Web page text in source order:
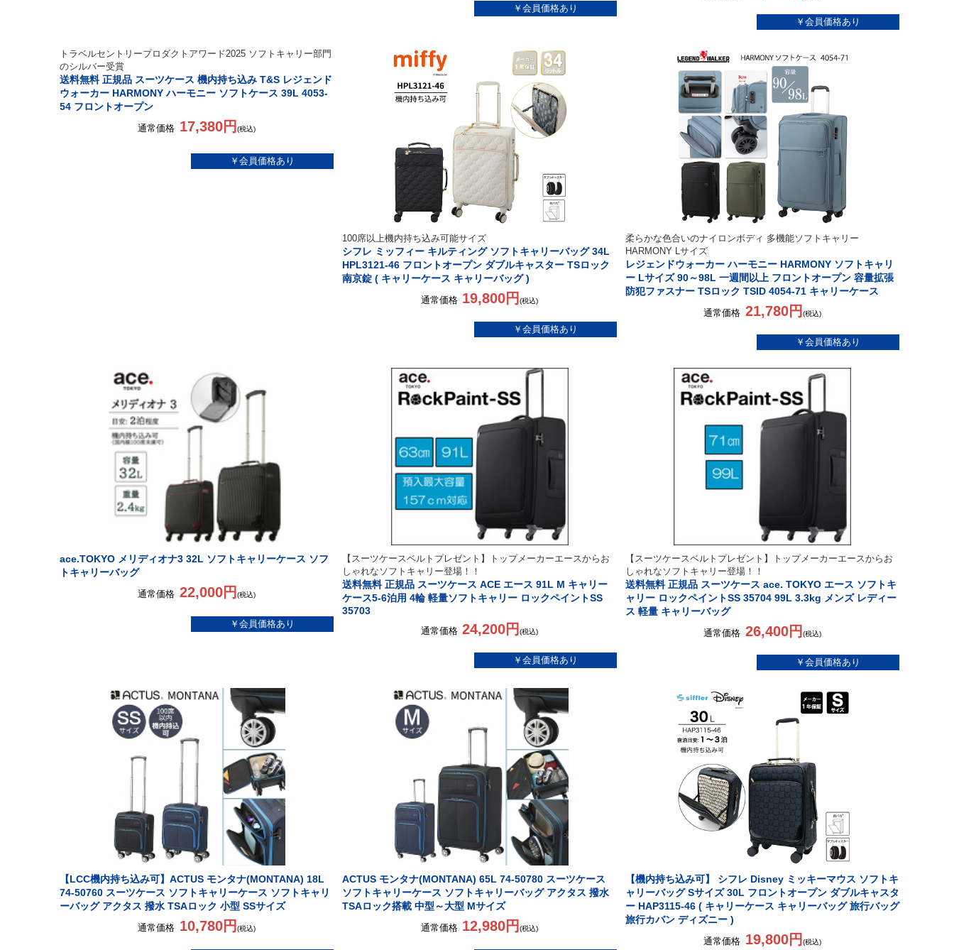
トラベルセントリープロダクトアワード2025 ソフトキャリー部門
のシルバー受賞
送料無料 正規品 スーツケース 機内持ち込み T&S レジェンド
ウォーカー HARMONY ハーモニー ソフトケース 39L 4053-
54 フロントオープン
通常価格 17,380円 (税込)
100席以上機内持ち込み可能サイズ
シフレ ミッフィー キルティング ソフトキャリーバッグ 34L
HPL3121-46 フロントオープン ダブルキャスター TSロック
南京錠 ( キャリーケース キャリーバッグ )
通常価格 19,800円(税込)
柔らかな色合いのナイロンボディ 多機能ソフトキャリー
HARMONY Lサイズ
レジェンドウォーカー ハーモニー HARMONY ソフトキャリ
ー Lサイズ 90～98L 一週間以上 フロントオープン 容量拡張
防犯ファスナー TSロック TSID 4054-71 キャリーケース
通常価格 21,780円 (税込)
ace.TOKYO メリディオナ3 32L ソフトキャリーケース ソフ
トキャリーバッグ
通常価格 22,000円 (税込)
【スーツケースベルトプレゼント】トップメーカーエースからお
しゃれなソフトキャリー登場！！
送料無料 正規品 スーツケース ACE エース 91L M キャリー
ケース5-6泊用 4輪 軽量ソフトキャリー ロックペイントSS
35703
通常価格 24,200円(税込)
【スーツケースベルトプレゼント】トップメーカーエースからお
しゃれなソフトキャリー登場！！
送料無料 正規品 スーツケース ace. TOKYO エース ソフトキ
ャリー ロックペイントSS 35704 99L 3.3kg メンズ レディー
ス 軽量 キャリーバッグ
通常価格 26,400円 (税込)
【LCC機内持ち込み可】ACTUS モンタナ(MONTANA) 18L
74-50760 スーツケース ソフトキャリーケース ソフトキャリ
ーバッグ アクタス 撥水 TSAロック 小型 SSサイズ
通常価格 10,780円 (税込)
ACTUS モンタナ(MONTANA) 65L 74-50780 スーツケース
ソフトキャリーケース ソフトキャリーバッグ アクタス 撥水
TSAロック搭載 中型～大型 Mサイズ
通常価格 12,980円(税込)
【機内持ち込み可】 シフレ Disney ミッキーマウス ソフトキ
ャリーバッグ Sサイズ 30L フロントオープン ダブルキャスタ
ー HAP3115-46 ( キャリーケース キャリーバッグ 旅行バッグ
旅行カバン ディズニー )
通常価格 19,800円 (税込)